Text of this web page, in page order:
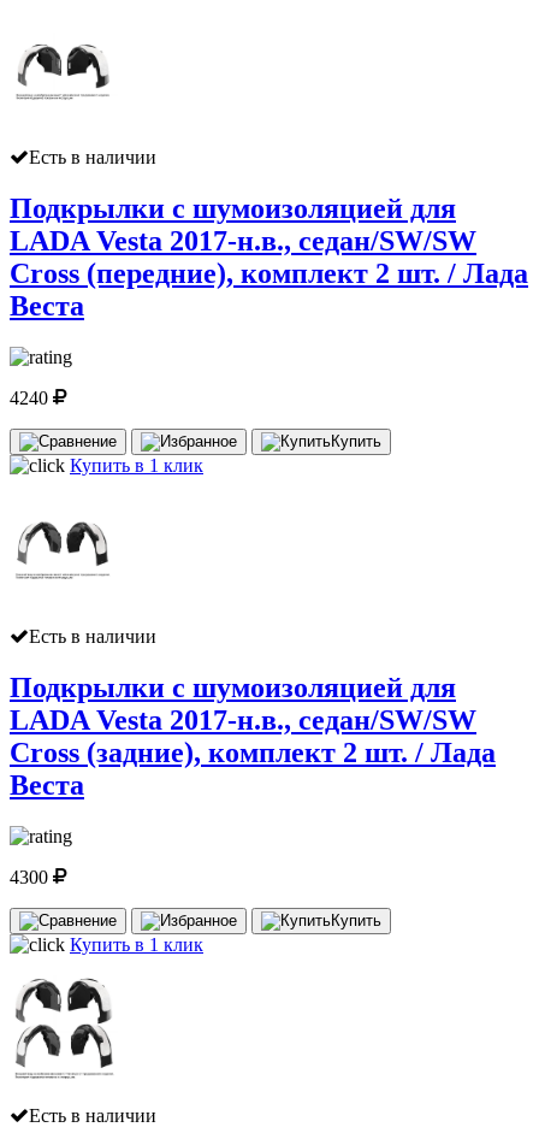
Есть в наличии
Подкрылки с шумоизоляцией для
LADA Vesta 2017-н.в., седан/SW/SW
Cross (передние), комплект 2 шт. / Лада
Веста
4240
Купить
Купить в 1 клик
Есть в наличии
Подкрылки с шумоизоляцией для
LADA Vesta 2017-н.в., седан/SW/SW
Cross (задние), комплект 2 шт. / Лада
Веста
4300
Купить
Купить в 1 клик
Есть в наличии